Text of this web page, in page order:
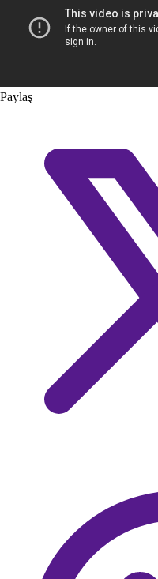
Paylaş